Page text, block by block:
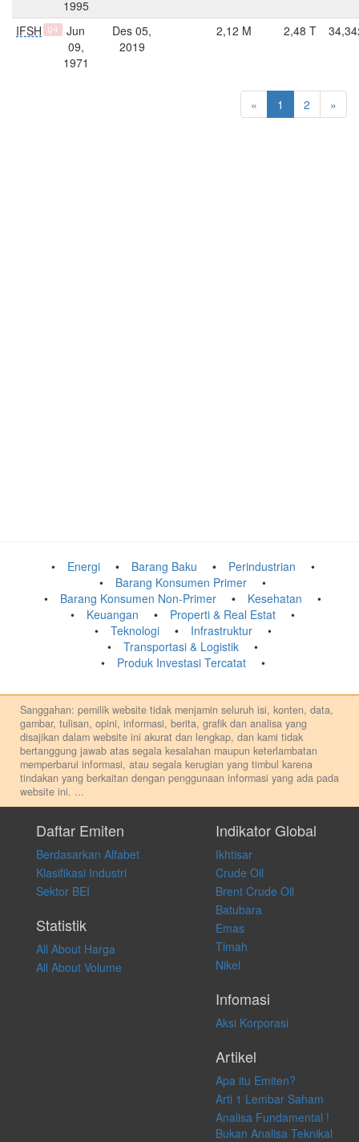
1995
IFSH
Q4
Jun
09,
1971
Des 05,
2019
2,12 M 2,48 T
« 1 2 »
Energi Barang Baku
Perindustrian
Barang Konsumen Primer
Barang Konsumen Non-Primer
Kesehatan
Keuangan
Properti & Real Estat
Teknologi
Infrastruktur
Transportasi & Logistik
Produk Investasi Tercatat
Sanggahan: pemilik website tidak menjamin seluruh isi, konten, data,
gambar, tulisan, opini, informasi, berita, grafik dan analisa yang
disajikan dalam website ini akurat dan lengkap, dan kami tidak
bertanggung jawab atas segala kesalahan maupun keterlambatan
memperbarui informasi, atau segala kerugian yang timbul karena
tindakan yang berkaitan dengan penggunaan informasi yang ada pada
website ini. ...
pribadi. Kami tidak memberi anjuran, saran, rekomendasi untuk
membeli, menjual atau melakukan aktivitas lain yang terkait dengan
transaksi perdagangan apapun, dan kami tidak bertanggung jawab
atas keputusan investasi yang dilakukan dalam kondisi dan situasi
apapun juga, yang diakibatkan secara langsung maupun tidak
langsung atas konten pada website ini.
Daftar Emiten
Berdasarkan Alfabet
Klasifikasi Industri
Sektor BEI
Statistik
All About Harga
All About Volume
Indikator Global
Ikhtisar
Crude Oil
Brent Crude Oil
Batubara
Emas
Timah
Nikel
Infomasi
Aksi Korporasi
Artikel
Apa itu Emiten?
Arti 1 Lembar Saham
Analisa Fundamental !
Bukan Analisa Teknikal